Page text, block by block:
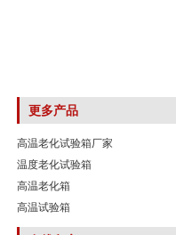
更多产品
高温老化试验箱厂家
温度老化试验箱
高温老化箱
高温试验箱